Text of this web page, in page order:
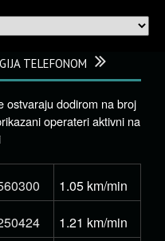
TELEFONOM
ostvaraju dodirom na broj
operateri aktivni na
1.05 km/min
1.21 km/min